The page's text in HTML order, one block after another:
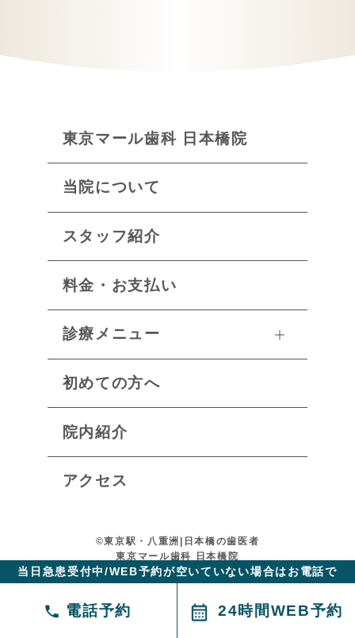
当日急患受付中/WEB予約が空いていない場合はお電話で
電話予約 24時間WEB予約
東京マール歯科 日本橋院
当院について
スタッフ紹介
料金・お支払い
診療メニュー
初めての方へ
院内紹介
アクセス
©︎東京駅・八重洲|日本橋の歯医者
東京マール歯科 日本橋院